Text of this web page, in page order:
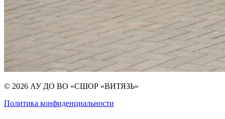
© 2026 АУ ДО ВО «СШОР «ВИТЯЗЬ»
Политика конфиденциальности